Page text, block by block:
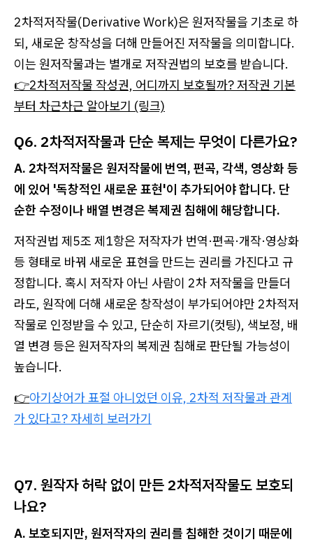
2차적저작물(Derivative Work)은 원저작물을 기초로 하
되, 새로운 창작성을 더해 만들어진 저작물을 의미합니다.
이는 원저작물과는 별개로 저작권법의 보호를 받습니다.
👉2차적저작물 작성권, 어디까지 보호될까? 저작권 기본
부터 차근차근 알아보기 (링크)
Q6. 2차적저작물과 단순 복제는 무엇이 다른가요?
A. 2차적저작물은 원저작물에 번역, 편곡, 각색, 영상화 등
에 있어 '독창적인 새로운 표현'이 추가되어야 합니다. 단
순한 수정이나 배열 변경은 복제권 침해에 해당합니다.
저작권법 제5조 제1항은 저작자가 번역·편곡·개작·영상화
등 형태로 바꿔 새로운 표현을 만드는 권리를 가진다고 규
정합니다. 혹시 저작자 아닌 사람이 2차 저작물을 만들더
라도, 원작에 더해 새로운 창작성이 부가되어야만 2차적저
작물로 인정받을 수 있고, 단순히 자르기(컷팅), 색보정, 배
열 변경 등은 원저작자의 복제권 침해로 판단될 가능성이
높습니다.
👉아기상어가 표절 아니었던 이유, 2차적 저작물과 관계
가 있다고? 자세히 보러가기
Q7. 원작자 허락 없이 만든 2차적저작물도 보호되
나요?
A. 보호되지만, 원저작자의 권리를 침해한 것이기 때문에